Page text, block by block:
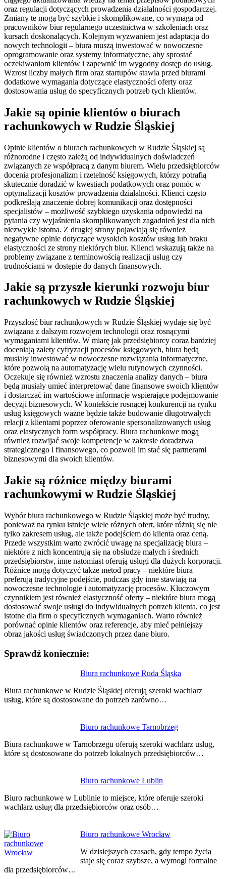
oraz regulacji dotyczących prowadzenia działalności gospodarczej.
Zmiany te mogą być szybkie i skomplikowane, co wymaga od
pracowników biur regularnego uczestnictwa w szkoleniach oraz
kursach doskonalących. Kolejnym wyzwaniem jest adaptacja do
nowych technologii – biura muszą inwestować w nowoczesne
oprogramowanie oraz systemy informatyczne, aby sprostać
oczekiwaniom klientów i zapewnić im wygodny dostęp do usług.
Wzrost liczby małych firm oraz startupów stawia przed biurami
dodatkowe wymagania dotyczące elastyczności oferty oraz
dostosowania usług do specyficznych potrzeb tych klientów.
Jakie są opinie klientów o biurach
rachunkowych w Rudzie Śląskiej
Opinie klientów o biurach rachunkowych w Rudzie Śląskiej są
różnorodne i często zależą od indywidualnych doświadczeń
związanych ze współpracą z danym biurem. Wielu przedsiębiorców
docenia profesjonalizm i rzetelność księgowych, którzy potrafią
skutecznie doradzić w kwestiach podatkowych oraz pomóc w
optymalizacji kosztów prowadzenia działalności. Klienci często
podkreślają znaczenie dobrej komunikacji oraz dostępności
specjalistów – możliwość szybkiego uzyskania odpowiedzi na
pytania czy wyjaśnienia skomplikowanych zagadnień jest dla nich
niezwykle istotna. Z drugiej strony pojawiają się również
negatywne opinie dotyczące wysokich kosztów usług lub braku
elastyczności ze strony niektórych biur. Klienci wskazują także na
problemy związane z terminowością realizacji usług czy
trudnościami w dostępie do danych finansowych.
Jakie są przyszłe kierunki rozwoju biur
rachunkowych w Rudzie Śląskiej
Przyszłość biur rachunkowych w Rudzie Śląskiej wydaje się być
związana z dalszym rozwojem technologii oraz rosnącymi
wymaganiami klientów. W miarę jak przedsiębiorcy coraz bardziej
doceniają zalety cyfryzacji procesów księgowych, biura będą
musiały inwestować w nowoczesne rozwiązania informatyczne,
które pozwolą na automatyzację wielu rutynowych czynności.
Oczekuje się również wzrostu znaczenia analizy danych – biura
będą musiały umieć interpretować dane finansowe swoich klientów
i dostarczać im wartościowe informacje wspierające podejmowanie
decyzji biznesowych. W kontekście rosnącej konkurencji na rynku
usług księgowych ważne będzie także budowanie długotrwałych
relacji z klientami poprzez oferowanie spersonalizowanych usług
oraz elastycznych form współpracy. Biura rachunkowe mogą
również rozwijać swoje kompetencje w zakresie doradztwa
strategicznego i finansowego, co pozwoli im stać się partnerami
biznesowymi dla swoich klientów.
Jakie są różnice między biurami
rachunkowymi w Rudzie Śląskiej
Wybór biura rachunkowego w Rudzie Śląskiej może być trudny,
ponieważ na rynku istnieje wiele różnych ofert, które różnią się nie
tylko zakresem usług, ale także podejściem do klienta oraz ceną.
Przede wszystkim warto zwrócić uwagę na specjalizację biura –
niektóre z nich koncentrują się na obsłudze małych i średnich
przedsiębiorstw, inne natomiast oferują usługi dla dużych korporacji.
Różnice mogą dotyczyć także metod pracy – niektóre biura
preferują tradycyjne podejście, podczas gdy inne stawiają na
nowoczesne technologie i automatyzację procesów. Kluczowym
czynnikiem jest również elastyczność oferty – niektóre biura mogą
dostosować swoje usługi do indywidualnych potrzeb klienta, co jest
istotne dla firm o specyficznych wymaganiach. Warto również
porównać opinie klientów oraz referencje, aby mieć pełniejszy
obraz jakości usług świadczonych przez dane biuro.
Sprawdź koniecznie:
Biura rachunkowe Ruda Śląska
Biura rachunkowe w Rudzie Śląskiej oferują szeroki wachlarz
usług, które są dostosowane do potrzeb zarówno…
Biuro rachunkowe Tarnobrzeg
Biura rachunkowe w Tarnobrzegu oferują szeroki wachlarz usług,
które są dostosowane do potrzeb lokalnych przedsiębiorców…
Biuro rachunkowe Lublin
Biuro rachunkowe w Lublinie to miejsce, które oferuje szeroki
wachlarz usług dla przedsiębiorców oraz osób…
Biuro rachunkowe Wrocław
W dzisiejszych czasach, gdy tempo życia
staje się coraz szybsze, a wymogi formalne
dla przedsiębiorców…
wpisu